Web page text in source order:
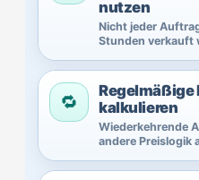
nutzen
Nicht jeder
Stunden verkauft
🔁
Regelmäßige
kalkulieren
Wiederkehrende
andere Preislogik